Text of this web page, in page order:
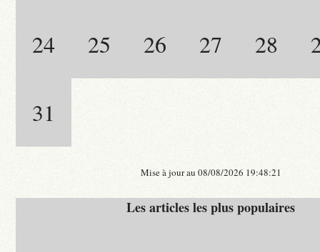
24 25 26 27 28
31
Mise à jour au 08/08/2026 19:48:21
Les articles les plus populaires